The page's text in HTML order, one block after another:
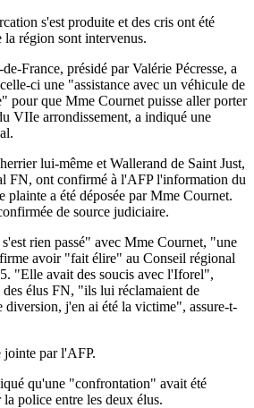
s'est produite et des cris ont été
la région sont intervenus.
France, présidé par Valérie Pécresse, a
ci une "assistance avec un véhicule de
pour que Mme Cournet puisse aller porter
VIIe arrondissement, a indiqué une
lui-même et Wallerand de Saint Just,
FN, ont confirmé à l'AFP l'information du
plainte a été déposée par Mme Cournet.
de source judiciaire.
rien passé" avec Mme Cournet, "une
avoir "fait élire" au Conseil régional
"Elle avait des soucis avec l'Iforel",
élus FN, "ils lui réclamaient de
j'en ai été la victime", assure-t-
jointe par l'AFP.
qu'une "confrontation" avait été
police entre les deux élus.